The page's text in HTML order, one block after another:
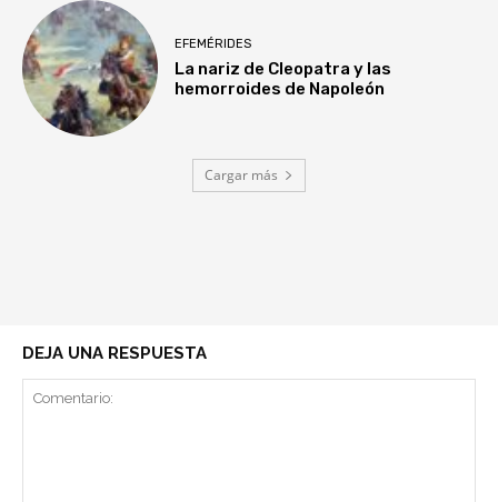
EFEMÉRIDES
La nariz de Cleopatra y las
hemorroides de Napoleón
Cargar más
DEJA UNA RESPUESTA